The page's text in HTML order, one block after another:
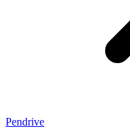
Pendrive